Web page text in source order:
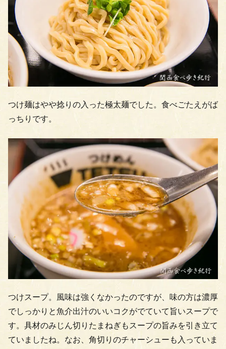
つけ麺はやや捻りの入った極太麺でした。食べごたえがば
っちりです。
つけスープ。風味は強くなかったのですが、味の方は濃厚
でしっかりと魚介出汁のいいコクがでていて旨いスープで
す。具材のみじん切りたまねぎもスープの旨みを引き立て
ていましたね。なお、角切りのチャーシューも入っていま